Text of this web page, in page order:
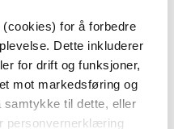
for å forbedre
Dette inkluderer
for drift og funksjoner,
mot markedsføring og
samtykke til dette, eller
personvernerklæring
har et advokatfirma
På den måten
i mange forskjellige
har mye kunnskap